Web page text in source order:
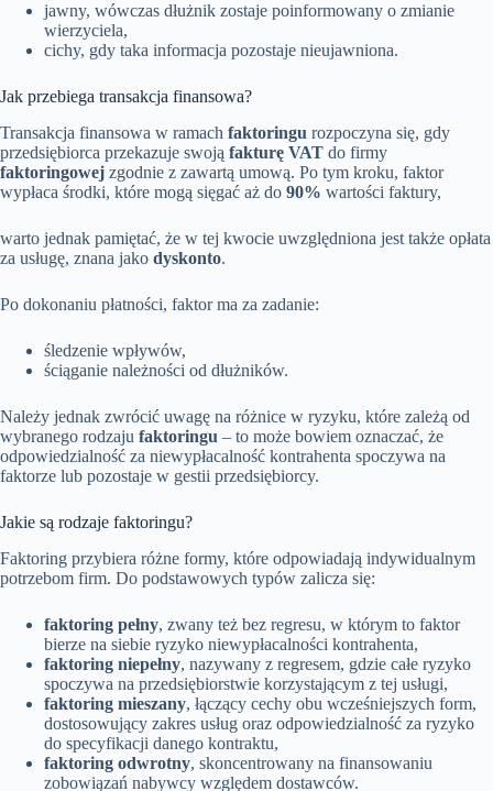
jawny, wówczas dłużnik zostaje poinformowany o zmianie
wierzyciela,
cichy, gdy taka informacja pozostaje nieujawniona.
Jak przebiega transakcja finansowa?
Transakcja finansowa w ramach faktoringu rozpoczyna się, gdy
przedsiębiorca przekazuje swoją fakturę VAT do firmy
faktoringowej zgodnie z zawartą umową. Po tym kroku, faktor
wypłaca środki, które mogą sięgać aż do 90% wartości faktury,
warto jednak pamiętać, że w tej kwocie uwzględniona jest także opłata
za usługę, znana jako dyskonto.
Po dokonaniu płatności, faktor ma za zadanie:
śledzenie wpływów,
ściąganie należności od dłużników.
Należy jednak zwrócić uwagę na różnice w ryzyku, które zależą od
wybranego rodzaju faktoringu – to może bowiem oznaczać, że
odpowiedzialność za niewypłacalność kontrahenta spoczywa na
faktorze lub pozostaje w gestii przedsiębiorcy.
Jakie są rodzaje faktoringu?
Faktoring przybiera różne formy, które odpowiadają indywidualnym
potrzebom firm. Do podstawowych typów zalicza się:
faktoring pełny, zwany też bez regresu, w którym to faktor
bierze na siebie ryzyko niewypłacalności kontrahenta,
faktoring niepełny, nazywany z regresem, gdzie całe ryzyko
spoczywa na przedsiębiorstwie korzystającym z tej usługi,
faktoring mieszany, łączący cechy obu wcześniejszych form,
dostosowujący zakres usług oraz odpowiedzialność za ryzyko
do specyfikacji danego kontraktu,
faktoring odwrotny, skoncentrowany na finansowaniu
zobowiązań nabywcy względem dostawców.